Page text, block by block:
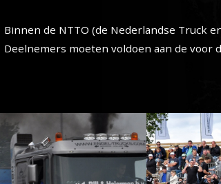
Binnen de NTTO (de Nederlandse Truck
Deelnemers moeten voldoen aan de voor